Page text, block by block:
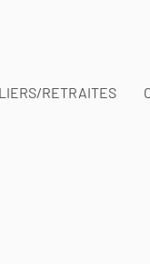
RETRAITES